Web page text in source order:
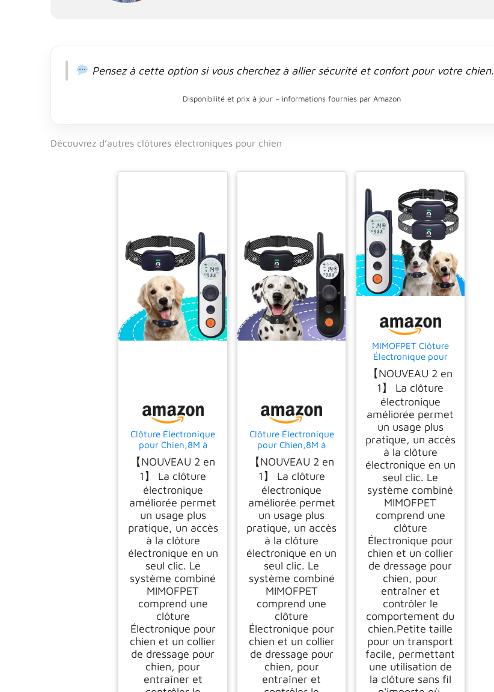
Pensez à cette option si vous cherchez à allier sécurité et confort pour votre chien.
Disponibilité et prix à jour – informations fournies par Amazon
Découvrez d’autres clôtures électroniques pour chien
Clôture Électronique
pour Chien,8M à
1050M Ajustable
Clôture pour
Chiens,Résistant à
L’Eau Collier de
Dressage pour Chien
de Moyennes et
Grande
【NOUVEAU 2 en
1】 La clôture
électronique
améliorée permet
un usage plus
pratique, un accès
à la clôture
électronique en un
seul clic. Le
système combiné
MIMOFPET
comprend une
clôture
Électronique pour
chien et un collier
de dressage pour
chien, pour
entraîner et
Clôture Électronique
pour Chien,8M à
1050M Ajustable
Clôture avec
Télécommande de
Dressage,Résistant à
L’Eau Collier de
Dressage pour Chien
de Moyennes et
Grande
【NOUVEAU 2 en
1】 La clôture
électronique
améliorée permet
un usage plus
pratique, un accès
à la clôture
électronique en un
seul clic. Le
système combiné
MIMOFPET
comprend une
clôture
Électronique pour
chien et un collier
de dressage pour
chien, pour
entraîner et
MIMOFPET Clôture
Électronique pour
Chien,8M à 1050M
Ajustable Clôture
pour Chien,Résistant
à L’Eau Collier de
Dressage pour Chiens
de Moyennes et
Grande
【NOUVEAU 2 en
1】 La clôture
électronique
améliorée permet
un usage plus
pratique, un accès
à la clôture
électronique en un
seul clic. Le
système combiné
MIMOFPET
comprend une
clôture
Électronique pour
chien et un collier
de dressage pour
chien, pour
entraîner et
contrôler le
comportement du
chien.Petite taille
pour un transport
facile, permettant
une utilisation de
la clôture sans fil